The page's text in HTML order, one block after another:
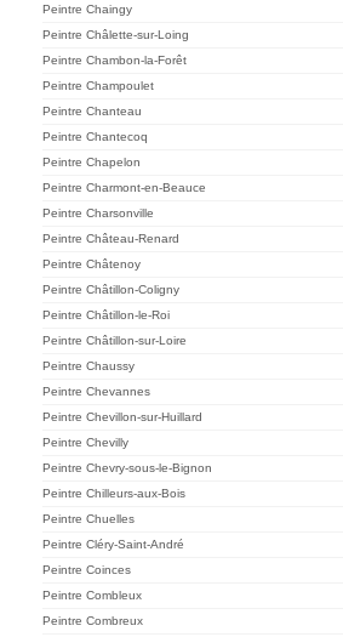
Peintre Chaingy
Peintre Châlette-sur-Loing
Peintre Chambon-la-Forêt
Peintre Champoulet
Peintre Chanteau
Peintre Chantecoq
Peintre Chapelon
Peintre Charmont-en-Beauce
Peintre Charsonville
Peintre Château-Renard
Peintre Châtenoy
Peintre Châtillon-Coligny
Peintre Châtillon-le-Roi
Peintre Châtillon-sur-Loire
Peintre Chaussy
Peintre Chevannes
Peintre Chevillon-sur-Huillard
Peintre Chevilly
Peintre Chevry-sous-le-Bignon
Peintre Chilleurs-aux-Bois
Peintre Chuelles
Peintre Cléry-Saint-André
Peintre Coinces
Peintre Combleux
Peintre Combreux